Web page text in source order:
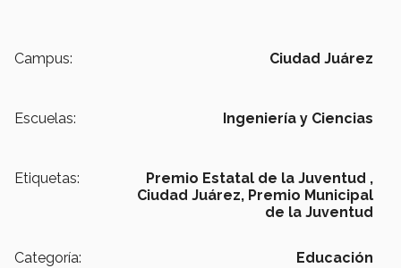
Campus: Ciudad Juárez
Escuelas: Ingeniería y Ciencias
Etiquetas:
Premio Estatal de la Juventud ,
Ciudad Juárez, Premio Municipal
de la Juventud
Categoría: Educación